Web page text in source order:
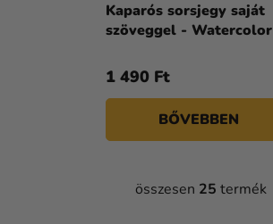
Kaparós sorsjegy saját
szöveggel - Watercolor
1 490 Ft
BŐVEBBEN
L
összesen 25 termék